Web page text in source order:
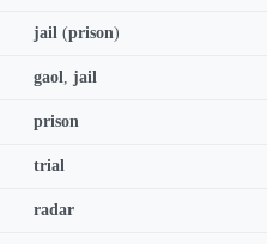
jail (prison)
gaol, jail
prison
trial
radar